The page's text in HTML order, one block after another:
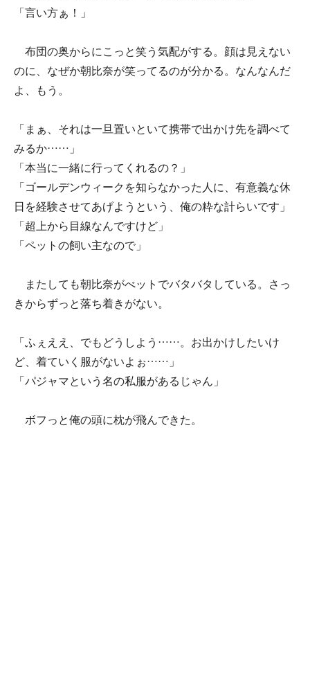
「言い方ぁ！」
布団の奥からにこっと笑う気配がする。顔は見えない
のに、なぜか朝比奈が笑ってるのが分かる。なんなんだ
よ、もう。
「まぁ、それは一旦置いといて携帯で出かけ先を調べて
みるか……」
「本当に一緒に行ってくれるの？」
「ゴールデンウィークを知らなかった人に、有意義な休
日を経験させてあげようという、俺の粋な計らいです」
「超上から目線なんですけど」
「ペットの飼い主なので」
またしても朝比奈がべットでバタバタしている。さっ
きからずっと落ち着きがない。
「ふぇええ、でもどうしよう……。お出かけしたいけ
ど、着ていく服がないよぉ……」
「パジャマという名の私服があるじゃん」
ボフっと俺の頭に枕が飛んできた。